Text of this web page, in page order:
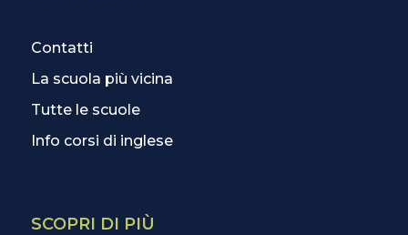
Contatti
La scuola più vicina
Tutte le scuole
Info corsi di inglese
SCOPRI DI PIÙ